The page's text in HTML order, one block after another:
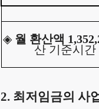
◈ 월 환산액
산 기준시
2. 최저임금의 사